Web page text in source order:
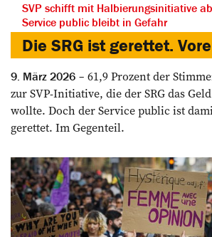
SVP schifft mit Halbierungsinitiative
Service public bleibt in Gefahr
Die SRG ist gerettet.
9. März 2026
61,9 Prozent der
zur SVP-Initiative, die der SRG das
wollte. Doch der Service public ist
gerettet. Im Gegenteil.